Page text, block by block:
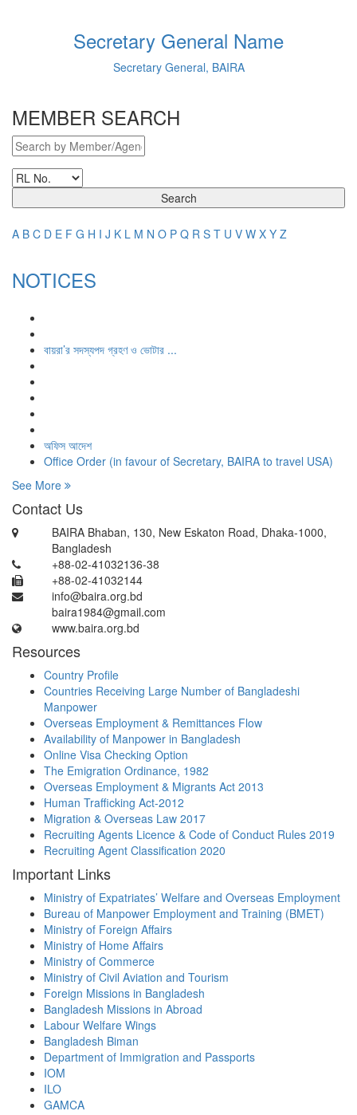
Secretary General Name
Secretary General, BAIRA
MEMBER SEARCH
Search
A B C D E F G H I J K L M N O P Q R S T U V W X Y Z
NOTICES
বায়রা’র সদস্যপদ গ্রহণ ও ভোটার ...
অফিস আদেশ
Office Order (in favour of Secretary, BAIRA to travel USA)
See More
Contact Us
BAIRA Bhaban, 130, New Eskaton Road, Dhaka-1000,
Bangladesh
+88-02-41032136-38
+88-02-41032144
info@baira.org.bd
baira1984@gmail.com
www.baira.org.bd
Resources
Country Profile
Countries Receiving Large Number of Bangladeshi
Manpower
Overseas Employment & Remittances Flow
Availability of Manpower in Bangladesh
Online Visa Checking Option
The Emigration Ordinance, 1982
Overseas Employment & Migrants Act 2013
Human Trafficking Act-2012
Migration & Overseas Law 2017
Recruiting Agents Licence & Code of Conduct Rules 2019
Recruiting Agent Classification 2020
Important Links
Ministry of Expatriates’ Welfare and Overseas Employment
Bureau of Manpower Employment and Training (BMET)
Ministry of Foreign Affairs
Ministry of Home Affairs
Ministry of Commerce
Ministry of Civil Aviation and Tourism
Foreign Missions in Bangladesh
Bangladesh Missions in Abroad
Labour Welfare Wings
Bangladesh Biman
Department of Immigration and Passports
IOM
ILO
GAMCA